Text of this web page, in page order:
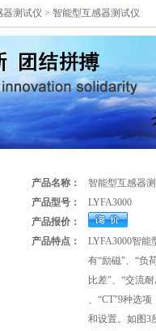
器测试仪 > 智能型互感器测试仪
产品名称：
智能型互感器
产品型号：
LYFA3000
产品报价：
产品特点：
LYFA3000智能
有“励磁"、“负
比差"、“交流
、“CT"9种选
和设置。如图3